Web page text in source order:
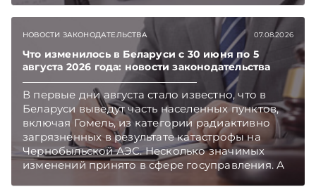
НОВОСТИ ЗАКОНОДАТЕЛЬСТВА 07.08.2026
Что изменилось в Беларуси с 30 июня по 5
августа 2026 года: новости законодательства
В первые дни августа стало известно, что в
Беларуси выведут часть населенных пунктов,
включая Гомель, из категории радиактивно
загрязненных в результате катастрофы на
Чернобыльской АЭС. Несколько значимых
изменений принято в сфере госуправления. А
бизнесу вновь дали надежду на сокращение